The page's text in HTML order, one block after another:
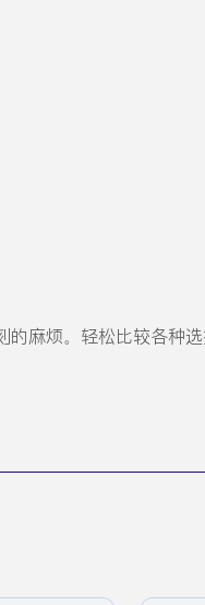
的麻烦。轻松比较各种